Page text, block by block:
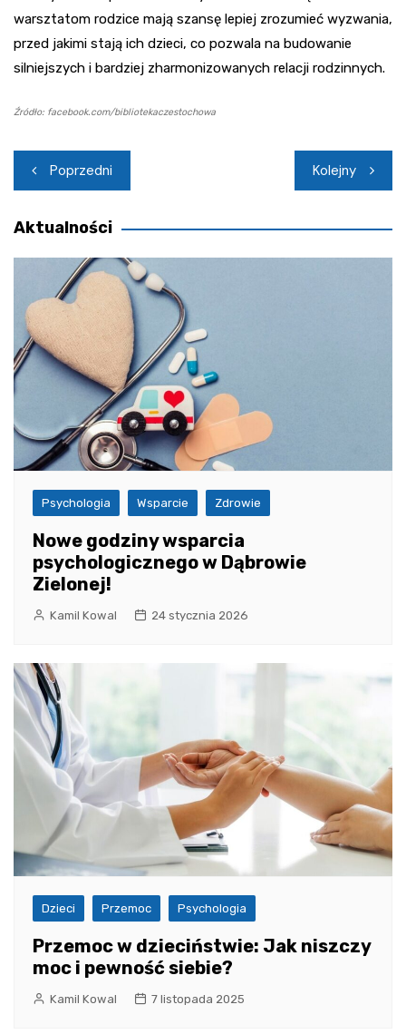
warsztatom rodzice mają szansę lepiej zrozumieć wyzwania,
przed jakimi stają ich dzieci, co pozwala na budowanie
silniejszych i bardziej zharmonizowanych relacji rodzinnych.
Źródło: facebook.com/bibliotekaczestochowa
Nawigacja
wpisu
Poprzedni Kolejny
Aktualności
Psychologia Wsparcie Zdrowie
Nowe godziny wsparcia
psychologicznego w Dąbrowie
Zielonej!
Kamil Kowal 24 stycznia 2026
Dzieci Przemoc Psychologia
Przemoc w dzieciństwie: Jak niszczy
moc i pewność siebie?
Kamil Kowal 7 listopada 2025